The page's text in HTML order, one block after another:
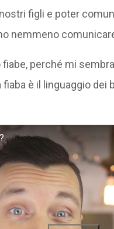
figli e poter
nemmeno
perché mi
è il linguaggio dei